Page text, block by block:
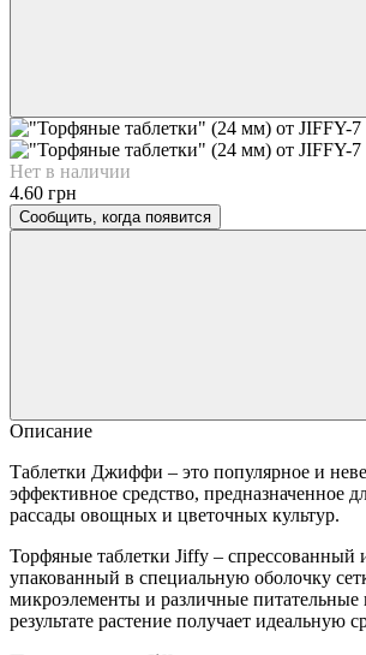
Нет в наличии
4.60 грн
Сообщить, когда появится
Описание
Таблетки Джиффи – это популярное и
эффективное средство, предназначенное
рассады овощных и цветочных культур.
Торфяные таблетки Jiffy – спрессованный
упакованный в специальную оболочку
микроэлементы и различные питательные
результате растение получает идеальную